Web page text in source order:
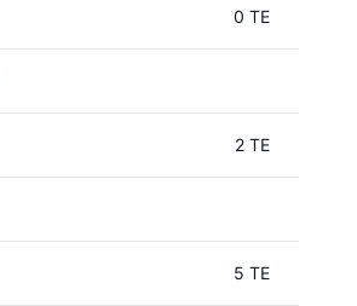
0 TE
2 TE
5 TE